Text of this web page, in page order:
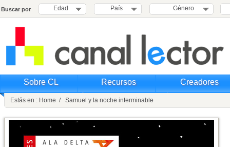
Buscar por Edad País Género
Sobre CL Recursos Creadores
Estás en : Home / Samuel y la noche interminable